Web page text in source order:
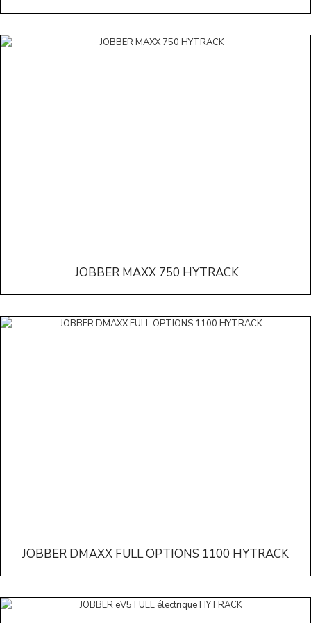
JOBBER MAXX 750 HYTRACK
JOBBER DMAXX FULL OPTIONS 1100 HYTRACK